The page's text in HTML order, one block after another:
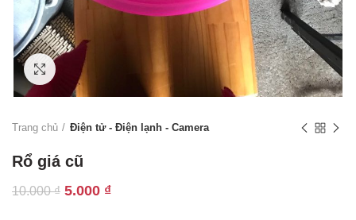
Click to enlarge
Trang chủ Điện tử - Điện lạnh - Camera
Rổ giá cũ
10.000₫ Giá
5.000 ₫Giá